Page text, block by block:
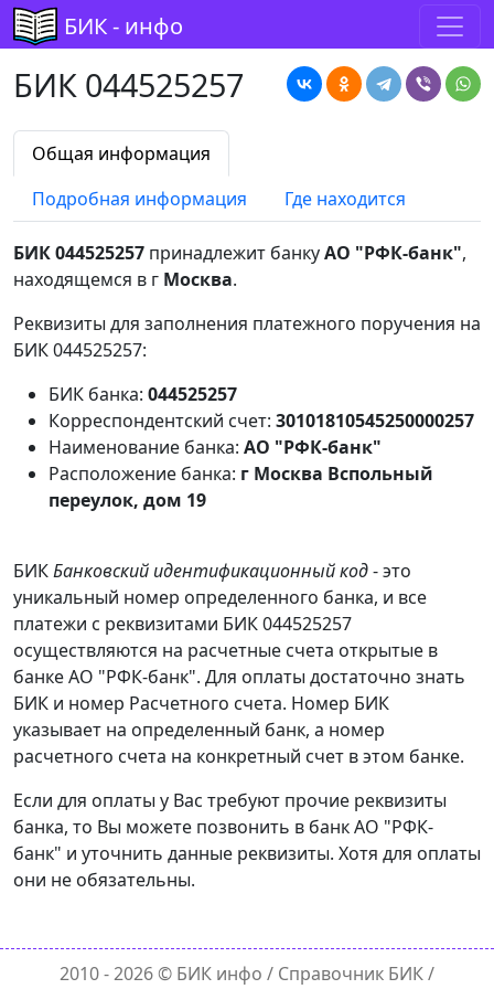
БИК - инфо
БИК 044525257
Общая информация
Подробная информация
Где находится
БИК 044525257 принадлежит банкуАО "РФК-банк",
находящемся в г Москва.
Реквизиты для заполнения платежного поручения на
БИК 044525257:
БИК банка: 044525257
Корреспондентский счет: 30101810545250000257
Наименование банка: АО "РФК-банк"
Расположение банка: г Москва Вспольный
переулок, дом 19
БИКБанковский идентификационный код- это
уникальный номер определенного банка, и все
платежи с реквизитами БИК 044525257
осуществляются на расчетные счета открытые в
банке АО "РФК-банк". Для оплаты достаточно знать
БИК и номер Расчетного счета. Номер БИК
указывает на определенный банк, а номер
расчетного счета на конкретный счет в этом банке.
Если для оплаты у Вас требуют прочие реквизиты
банка, то Вы можете позвонить в банк АО "РФК-
банк" и уточнить данные реквизиты. Хотя для оплаты
они не обязательны.
2010 - 2026 © БИК инфо / Справочник БИК /